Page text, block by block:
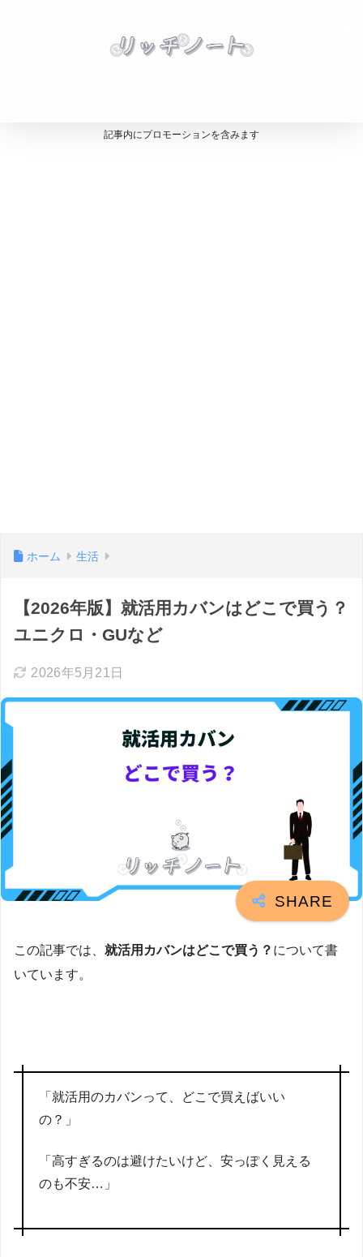
記事内にプロモーションを含みます
ホーム 生活
【2026年版】就活用カバンはどこで買う？
ユニクロ・GUなど
2026年5月21日
この記事では、 就活用カバンはどこで買う？ について書
いています。
「就活用のカバンって、どこで買えばいい
の？」
「高すぎるのは避けたいけど、安っぽく見える
のも不安…」